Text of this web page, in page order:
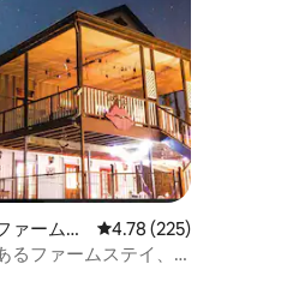
平均評価
ァームス
レビュー225件、5つ
4.78 (225)
ファームステイ、